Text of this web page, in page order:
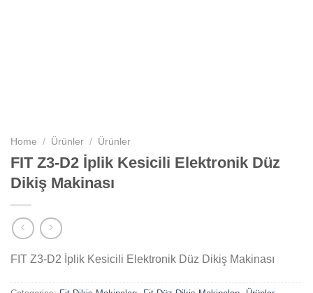
Home / Ürünler / Ürünler
FIT Z3-D2 İplik Kesicili Elektronik Düz
Dikiş Makinası
FIT Z3-D2 İplik Kesicili Elektronik Düz Dikiş Makinası